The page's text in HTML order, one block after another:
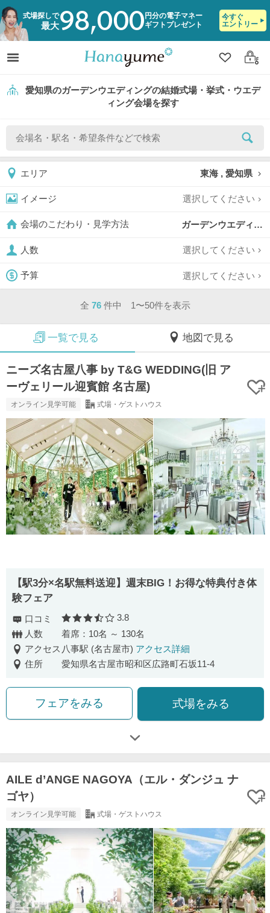
式場探しで
最大98,000 円分の電子マネー
ギフトプレゼント
今すぐ
エントリー
クリップ
ログ
愛知県のガーデンウエディングの結婚式場・挙式・ウエデ
ィング会場を探す
エリア 東海 , 愛知県
イメージ 選択してください
会場のこだわり・見学方法 ガーデンウエディング,
人数 選択してください
予算 選択してください
全 76 件中 1〜50件を表示
一覧で見る 地図で見る
ニーズ名古屋八事 by T&G WEDDING(旧 ア
ーヴェリール迎賓館 名古屋)
オンライン見学可能 式場・ゲストハウス
【駅3分×名駅無料送迎】週末BIG！お得な特典付き体
験フェア
口コミ 口コミ評価
3.8
人数
着席：10名 ～ 130名
アクセス 八事駅 (名古屋市) アクセス詳細
住所
愛知県名古屋市昭和区広路町石坂11-4
フェアをみる 式場をみる
AILE d’ANGE NAGOYA（エル・ダンジュ ナ
ゴヤ）
オンライン見学可能 式場・ゲストハウス